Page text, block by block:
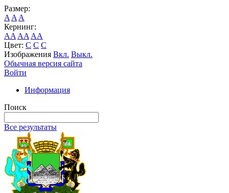
Размер:
A A A
Кернинг:
AA AA AA
Цвет: C C C
Изображения Вкл. Выкл.
Обычная версия сайта
Войти
Информация
Поиск
Все результаты